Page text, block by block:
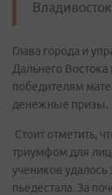
Глава города и
Дальнего Востока
победителям
денежные призы.
Стоит отметить,
триумфом для
учеников удалось
пьедестала. За